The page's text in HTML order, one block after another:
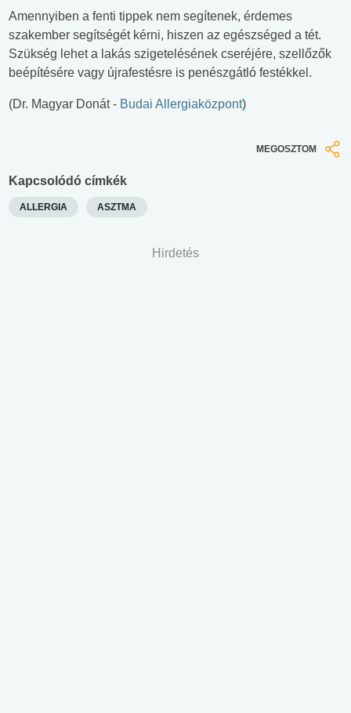
Amennyiben a fenti tippek nem segítenek, érdemes
szakember segítségét kérni, hiszen az egészséged a tét.
Szükség lehet a lakás szigetelésének cseréjére, szellőzők
beépítésére vagy újrafestésre is penészgátló festékkel.
(Dr. Magyar Donát - Budai Allergiaközpont)
MEGOSZTOM
Kapcsolódó címkék
ALLERGIA ASZTMA
Hirdetés